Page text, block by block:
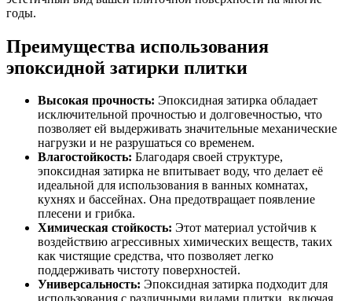
годы.
Преимущества использования
эпоксидной затирки плитки
Высокая прочность: Эпоксидная затирка обладает
исключительной прочностью и долговечностью, что
позволяет ей выдерживать значительные механические
нагрузки и не разрушаться со временем.
Влагостойкость: Благодаря своей структуре,
эпоксидная затирка не впитывает воду, что делает её
идеальной для использования в ванных комнатах,
кухнях и бассейнах. Она предотвращает появление
плесени и грибка.
Химическая стойкость: Этот материал устойчив к
воздействию агрессивных химических веществ, таких
как чистящие средства, что позволяет легко
поддерживать чистоту поверхностей.
Универсальность: Эпоксидная затирка подходит для